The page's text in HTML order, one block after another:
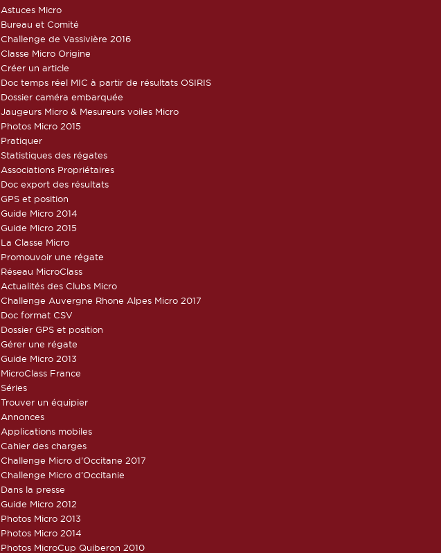
Astuces Micro
Bureau et Comité
Challenge de Vassivière 2016
Classe Micro Origine
Créer un article
Doc temps réel MIC à partir de résultats OSIRIS
Dossier caméra embarquée
Jaugeurs Micro & Mesureurs voiles Micro
Photos Micro 2015
Pratiquer
Statistiques des régates
Associations Propriétaires
Doc export des résultats
GPS et position
Guide Micro 2014
Guide Micro 2015
La Classe Micro
Promouvoir une régate
Réseau MicroClass
Actualités des Clubs Micro
Challenge Auvergne Rhone Alpes Micro 2017
Doc format CSV
Dossier GPS et position
Gérer une régate
Guide Micro 2013
MicroClass France
Séries
Trouver un équipier
Annonces
Applications mobiles
Cahier des charges
Challenge Micro d’Occitane 2017
Challenge Micro d’Occitanie
Dans la presse
Guide Micro 2012
Photos Micro 2013
Photos Micro 2014
Photos MicroCup Quiberon 2010